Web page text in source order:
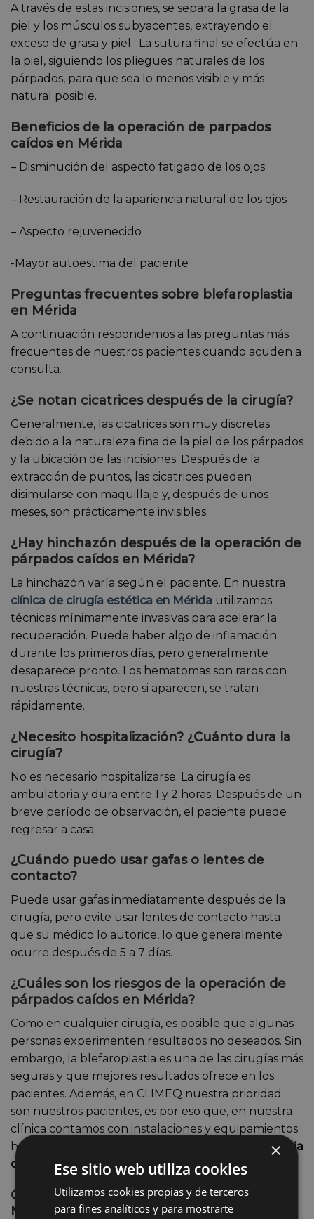
A través de estas incisiones, se separa la grasa de la
piel y los músculos subyacentes, extrayendo el
exceso de grasa y piel. La sutura final se efectúa en
la piel, siguiendo los pliegues naturales de los
párpados, para que sea lo menos visible y más
natural posible.
Beneficios de la operación de parpados
caídos en Mérida
– Disminución del aspecto fatigado de los ojos
– Restauración de la apariencia natural de los ojos
– Aspecto rejuvenecido
-Mayor autoestima del paciente
Preguntas frecuentes sobre blefaroplastia
en Mérida
A continuación respondemos a las preguntas más
frecuentes de nuestros pacientes cuando acuden a
consulta.
¿Se notan cicatrices después de la cirugía?
Generalmente, las cicatrices son muy discretas
debido a la naturaleza fina de la piel de los párpados
y la ubicación de las incisiones. Después de la
extracción de puntos, las cicatrices pueden
disimularse con maquillaje y, después de unos
meses, son prácticamente invisibles.
¿Hay hinchazón después de la operación de
párpados caídos en Mérida?
La hinchazón varía según el paciente. En nuestra
clínica de cirugía estética en Mérida utilizamos
técnicas mínimamente invasivas para acelerar la
recuperación. Puede haber algo de inflamación
durante los primeros días, pero generalmente
desaparece pronto. Los hematomas son raros con
nuestras técnicas, pero si aparecen, se tratan
rápidamente.
¿Necesito hospitalización? ¿Cuánto dura la
cirugía?
No es necesario hospitalizarse. La cirugía es
ambulatoria y dura entre 1 y 2 horas. Después de un
breve período de observación, el paciente puede
regresar a casa.
¿Cuándo puedo usar gafas o lentes de
contacto?
Puede usar gafas inmediatamente después de la
cirugía, pero evite usar lentes de contacto hasta
que su médico lo autorice, lo que generalmente
ocurre después de 5 a 7 días.
¿Cuáles son los riesgos de la operación de
párpados caídos en Mérida?
Como en cualquier cirugía, es posible que algunas
personas experimenten resultados no deseados. Sin
embargo, la blefaroplastia es una de las cirugías más
seguras y que mejores resultados ofrece en los
pacientes. Además, en CLIMEQ nuestra prioridad
son nuestros pacientes, es por eso que, en nuestra
clínica contamos con instalaciones y equipamientos
homologados para
garantizar la seguridad y eficacia
de nuestros tratamientos.
CLIMEQ: Clínica de cirugía estética en
Mérida
×
Ese sitio web utiliza cookies
Utilizamos cookies propias y de terceros
para fines analíticos y para mostrarte